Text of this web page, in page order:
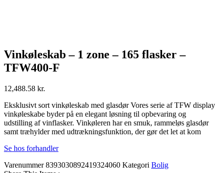
Vinkøleskab – 1 zone – 165 flasker –
TFW400-F
12,488.58 kr.
Eksklusivt sort vinkøleskab med glasdør Vores serie af TFW display
vinkøleskabe byder på en elegant løsning til opbevaring og
udstilling af vinflasker. Vinkøleren har en smuk, rammeløs glasdør
samt træhylder med udtrækningsfunktion, der gør det let at kom
Se hos forhandler
Varenummer8393030892419324060 Kategori Bolig